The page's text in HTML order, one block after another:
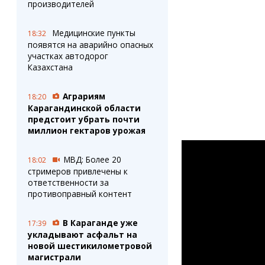
производителей
18:32
Медицинские пункты
появятся на аварийно опасных
участках автодорог
Казахстана
18:20
Аграриям
Карагандинской области
предстоит убрать почти
миллион гектаров урожая
18:02
МВД: Более 20
стримеров привлечены к
ответственности за
противоправный контент
17:39
В Караганде уже
укладывают асфальт на
новой шестикилометровой
магистрали